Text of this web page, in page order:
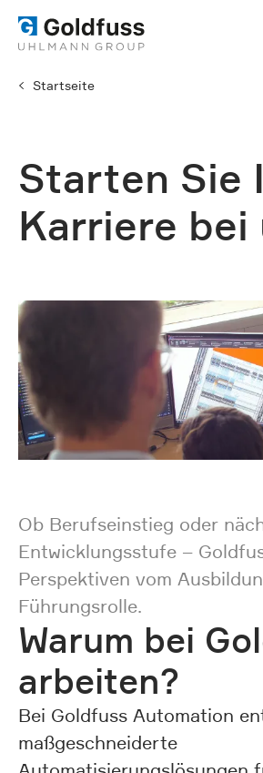
Startseite
Starten Sie
Karriere bei
Ob Berufseinstieg oder
Entwicklungsstufe –
Perspektiven vom
Führungsrolle.
Warum bei
arbeiten?
Bei Goldfuss Automation
maßgeschneiderte